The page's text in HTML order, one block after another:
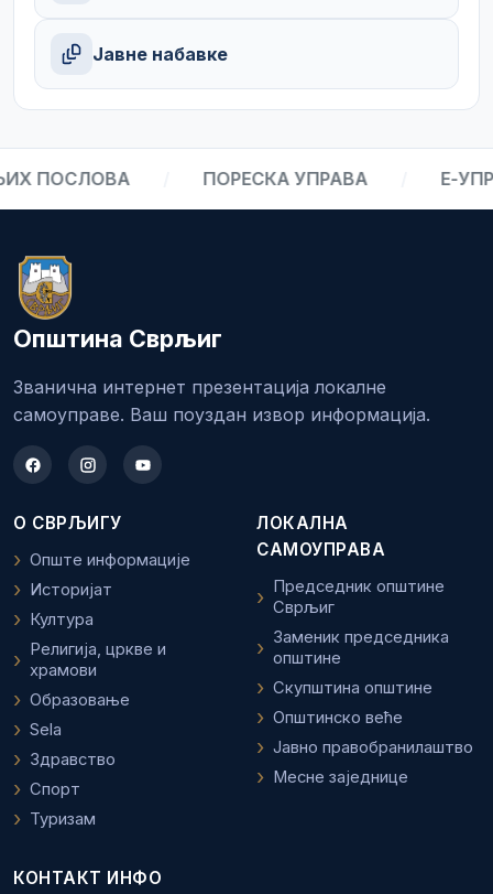
Јавне набавке
ПОСЛОВА ПОРЕСКА УПРАВА Е-
Општина Сврљиг
Званична интернет презентација локалне
самоуправе. Ваш поуздан извор информација.
О СВРЉИГУ
Опште информације
Историјат
Култура
Религија, цркве и
храмови
Образовање
Sela
Здравство
Спорт
Туризам
ЛОКАЛНА
САМОУПРАВА
Председник општине
Сврљиг
Заменик председника
општине
Скупштина општине
Општинско веће
Јавно правобранилаштво
Месне заједнице
КОНТАКТ ИНФО